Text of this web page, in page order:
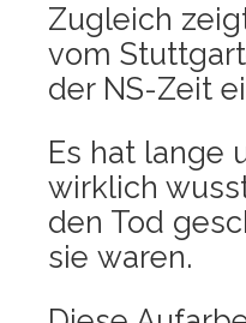
Zugleich
vom
der NS-Zeit
Es hat lan­ge
wirk­lich
den Tod
sie waren.